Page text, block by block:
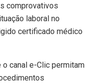
comprovativos
laboral no
certificado médico
o canal e-Clic permitam